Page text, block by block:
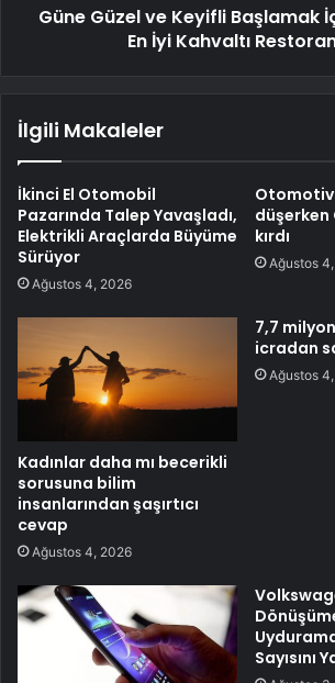
Güne Güzel ve Keyifli Başlamak
En İyi Kahvaltı
İlgili Makaleler
İkinci El Otomobil
Pazarında Talep Yavaşladı,
Elektrikli Araçlarda Büyüme
Sürüyor
Ağustos 4, 2026
Otomotiv
düşerken
kırdı
Ağustos
Kadınlar daha mı becerikli
sorusuna bilim
insanlarından şaşırtıcı
cevap
Ağustos 4, 2026
7,7
icradan
Ağustos
Sayısını